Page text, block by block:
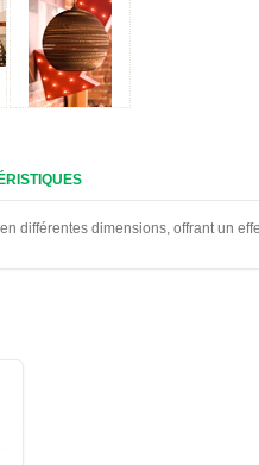
différentes dimensions, offrant un